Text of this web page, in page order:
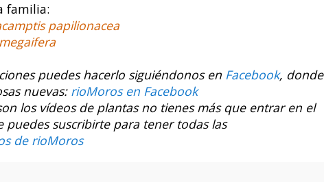
familia:
papilionacea
puedes hacerlo siguiéndonos en Facebook, donde
nuevas: rioMoros en Facebook
los vídeos de plantas no tienes más que entrar en el
suscribirte para tener todas las
de rioMoros